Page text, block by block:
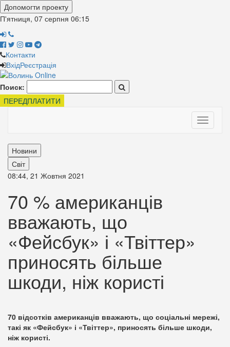
Допомогти проекту
П'ятниця, 07 серпня 06:15
Контакти
ВхідРеєстрація
Поиск:
ПЕРЕДПЛАТИТИ
Toggle
Новини
Світ
08:44, 21 Жовтня 2021
70 % американців
вважають, що
«Фейсбук» і «Твіттер»
приносять більше
шкоди, ніж користі
70 відсотків американців вважають, що соціальні мережі,
такі як «Фейсбук» і «Твіттер», приносять більше шкоди,
ніж користі.